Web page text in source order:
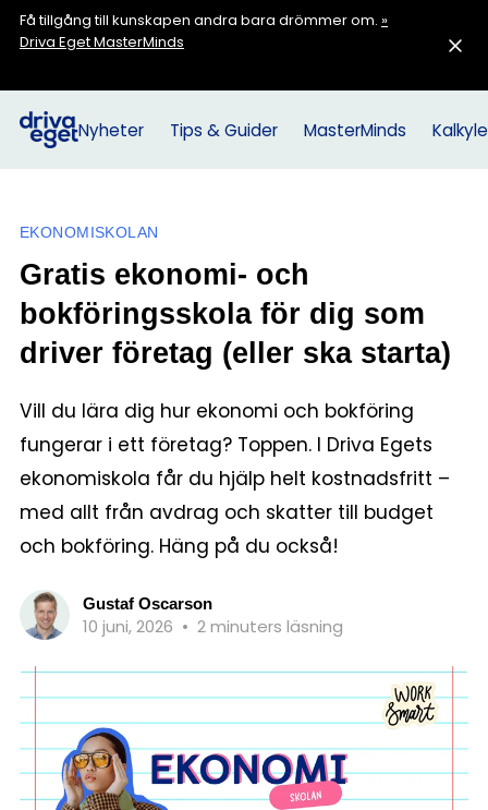
Få tillgång till kunskapen andra bara drömmer om. »
Driva Eget MasterMinds
Nyheter Tips & Guider MasterMinds
EKONOMISKOLAN
Gratis ekonomi- och
bokföringsskola för dig som
driver företag (eller ska starta)
Vill du lära dig hur ekonomi och bokföring
fungerar i ett företag? Toppen. I Driva Egets
ekonomiskola får du hjälp helt kostnadsfritt –
med allt från avdrag och skatter till budget
och bokföring. Häng på du också!
Gustaf Oscarson
10 juni, 2026 • 2 minuters läsning